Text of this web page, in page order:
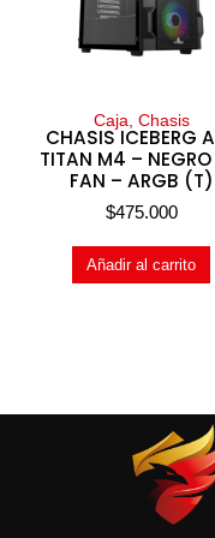
Caja, Chasis
CHASIS ICEBERG
TITAN M4 –
FAN – ARGB (T)
$475.000
Añadir al carrito